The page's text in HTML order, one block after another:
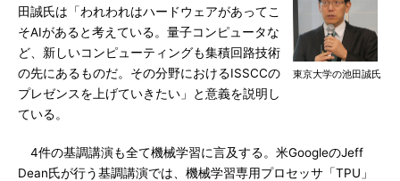
東京大学の池田誠氏
田誠氏は「われわれはハードウェアがあってこ
そAIがあると考えている。量子コンピュータな
ど、新しいコンピューティングも集積回路技術
の先にあるものだ。その分野におけるISSCCの
プレゼンスを上げていきたい」と意義を説明し
ている。
4件の基調講演も全て機械学習に言及する。米GoogleのJeff
Dean氏が行う基調講演では、機械学習専用プロセッサ「TPU」